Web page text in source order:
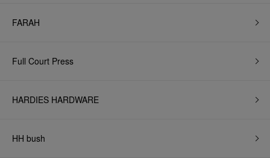
FARAH
Full Court Press
HARDIES HARDWARE
HH bush